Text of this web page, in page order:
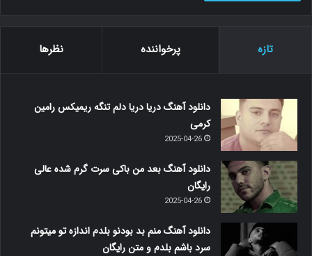
تازه پرخواننده نظرها
دانلود آهنگ دریا دریا دلم تنگه ریمیکس رامین
کرمی
2025-04-26
دانلود آهنگ بعد من باکی سرت گرم شده عالی
رایگان
2025-04-26
دانلود آهنگ منم بد بودنو بلدم اندازه تو میتونم
سرد باشم بلدم و متن رایگان